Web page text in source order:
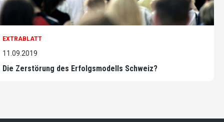
EXTRABLATT
11.09.2019
Die Zerstörung des Erfolgsmodells Schweiz?